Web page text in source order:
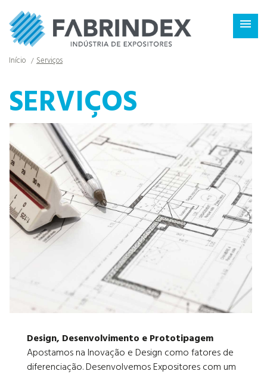

×
Início Serviços
SERVIÇOS
Design, Desenvolvimento e Prototipagem
Apostamos na Inovação e Design como fatores de
diferenciação. Desenvolvemos Expositores com um